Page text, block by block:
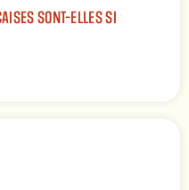
SONT-ELLES SI